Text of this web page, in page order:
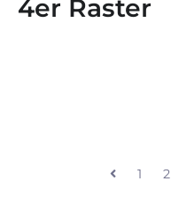
4er Raster
1 2